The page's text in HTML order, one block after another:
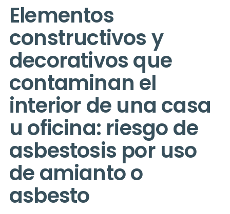
Elementos
constructivos y
decorativos que
contaminan el
interior de una casa
u oficina: riesgo de
asbestosis por uso
de amianto o
asbesto